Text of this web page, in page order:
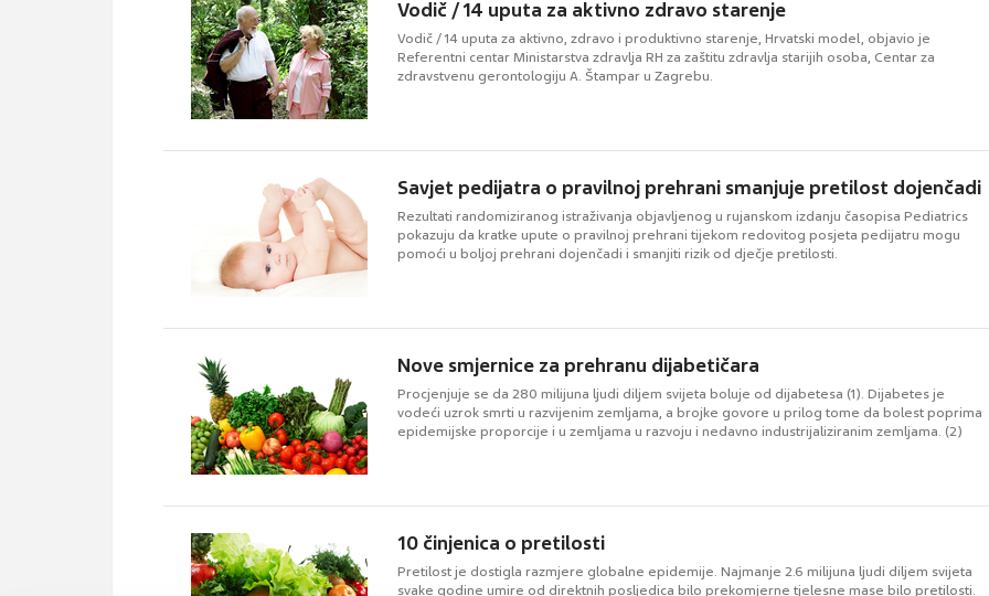
Vodič / 14 uputa za aktivno zdravo starenje
Vodič / 14 uputa za aktivno, zdravo i produktivno starenje, Hrvatski model, objavio je
Referentni centar Ministarstva zdravlja RH za zaštitu zdravlja starijih osoba, Centar za
zdravstvenu gerontologiju A. Štampar u Zagrebu.
Savjet pedijatra o pravilnoj prehrani smanjuje pretilost dojenčadi
Rezultati randomiziranog istraživanja objavljenog u rujanskom izdanju časopisa Pediatrics
pokazuju da kratke upute o pravilnoj prehrani tijekom redovitog posjeta pedijatru mogu
pomoći u boljoj prehrani dojenčadi i smanjiti rizik od dječje pretilosti.
Nove smjernice za prehranu dijabetičara
Procjenjuje se da 280 milijuna ljudi diljem svijeta boluje od dijabetesa (1). Dijabetes je
vodeći uzrok smrti u razvijenim zemljama, a brojke govore u prilog tome da bolest poprima
epidemijske proporcije i u zemljama u razvoju i nedavno industrijaliziranim zemljama. (2)
10 činjenica o pretilosti
Pretilost je dostigla razmjere globalne epidemije. Najmanje 2.6 milijuna ljudi diljem svijeta
svake godine umire od direktnih posljedica bilo prekomjerne tjelesne mase bilo pretilosti.